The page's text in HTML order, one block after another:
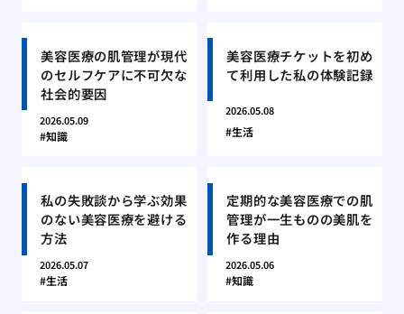
美容医療の肌管理が現代
のセルフケアに不可欠な
社会的要因
2026.05.09
知識
美容医療チケットを初め
て利用した私の体験記録
2026.05.08
生活
私の失敗談から学ぶ効果
のない美容医療を避ける
方法
2026.05.07
生活
定期的な美容医療での肌
管理が一生ものの美肌を
作る理由
2026.05.06
知識